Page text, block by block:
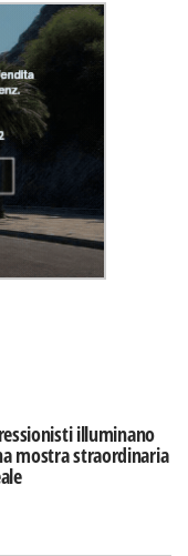
illuminano
mostra straordinaria